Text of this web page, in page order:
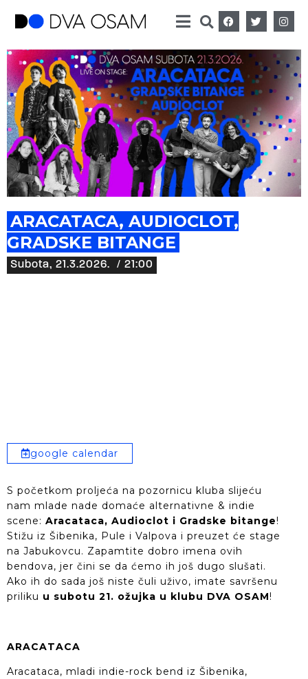
ARACATACA, AUDIOCLOT,
GRADSKE BITANGE
Subota, 21.3.2026. / 21:00
google calendar
S početkom proljeća na pozornicu kluba slijeću
nam mlade nade domaće alternativne & indie
scene: Aracataca, Audioclot i Gradske bitange!
Stižu iz Šibenika, Pule i Valpova i preuzet će stage
na Jabukovcu. Zapamtite dobro imena ovih
bendova, jer čini se da ćemo ih još dugo slušati.
Ako ih do sada još niste čuli uživo, imate savršenu
priliku u subotu 21. ožujka u klubu DVA OSAM!
ARACATACA
Aracataca, mladi indie-rock bend iz Šibenika,